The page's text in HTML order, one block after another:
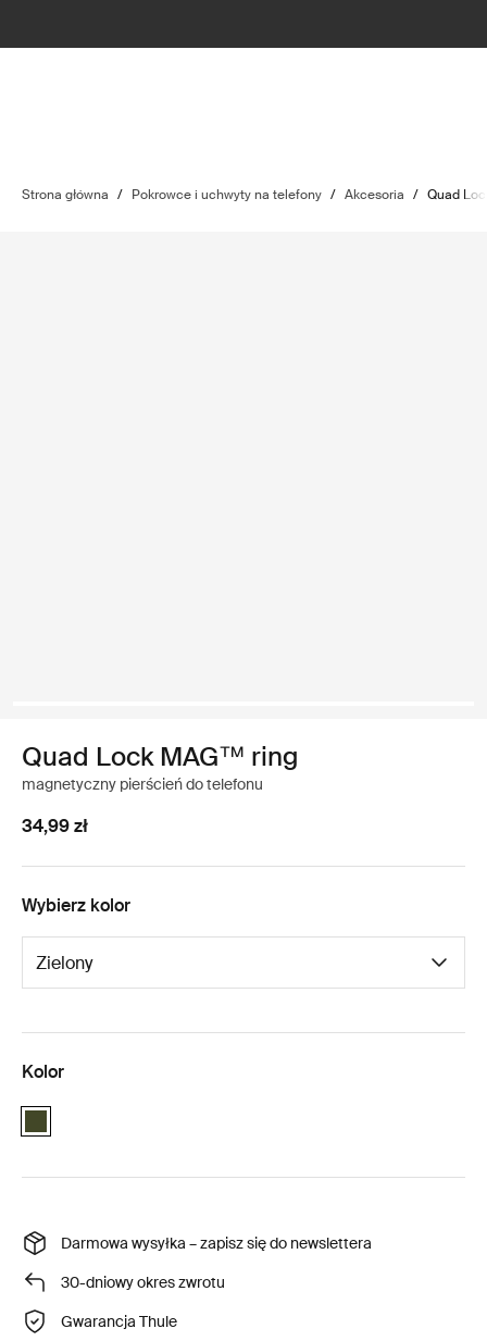
Strona główna / Pokrowce i uchwyty na telefony / Akcesoria / Quad
Quad Lock MAG™ ring
magnetyczny pierścień do telefonu
34,99 zł
Wybierz kolor
Kolor
Darmowa wysyłka – zapisz się do newslettera
30-dniowy okres zwrotu
Gwarancja Thule